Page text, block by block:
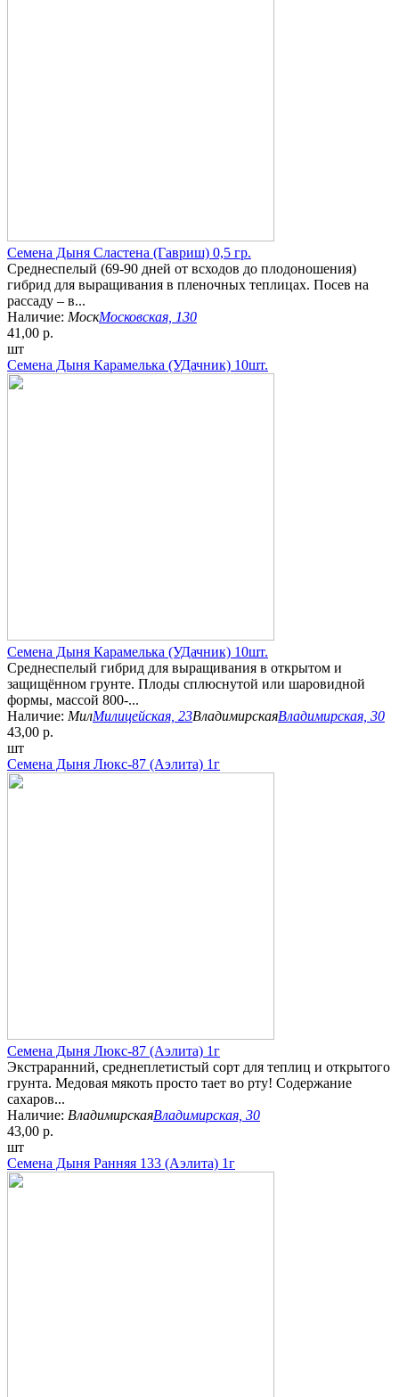
Семена Дыня Сластена (Гавриш) 0,5 гр.
Среднеспелый (69-90 дней от всходов до плодоношения)
гибрид для выращивания в пленочных теплицах. Посев на
рассаду – в...
Наличие: МоскМосковская, 130
41,00 р.
шт
Семена Дыня Карамелька (УДачник) 10шт.
Семена Дыня Карамелька (УДачник) 10шт.
Среднеспелый гибрид для выращивания в открытом и
защищённом грунте. Плоды сплюснутой или шаровидной
формы, массой 800-...
Наличие: МилМилицейская, 23ВладимирскаяВладимирская, 30
43,00 р.
шт
Семена Дыня Люкс-87 (Аэлита) 1г
Семена Дыня Люкс-87 (Аэлита) 1г
Экстраранний, среднеплетистый сорт для теплиц и открытого
грунта. Медовая мякоть просто тает во рту! Содержание
сахаров...
Наличие: ВладимирскаяВладимирская, 30
43,00 р.
шт
Семена Дыня Ранняя 133 (Аэлита) 1г